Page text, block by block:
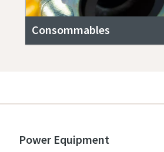
Consommables
Power Equipment